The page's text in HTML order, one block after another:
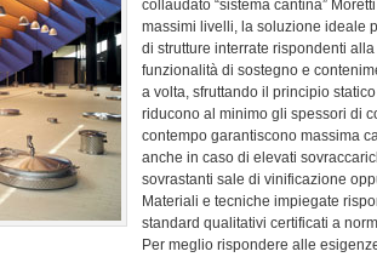
collaudato “sistema cantina”
massimi livelli, la soluzione ideale
di strutture interrate rispondenti
funzionalità di sostegno e
a volta, sfruttando il principio statico
riducono al minimo gli spessori di
contempo garantiscono massima
anche in caso di elevati
sovrastanti sale di vinificazione
Materiali e tecniche impiegate
standard qualitativi certificati a
Per meglio rispondere alle